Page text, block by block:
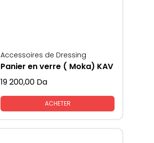
Accessoires de Dressing
Panier en verre ( Moka) KAV
19 200,00 Da
ACHETER